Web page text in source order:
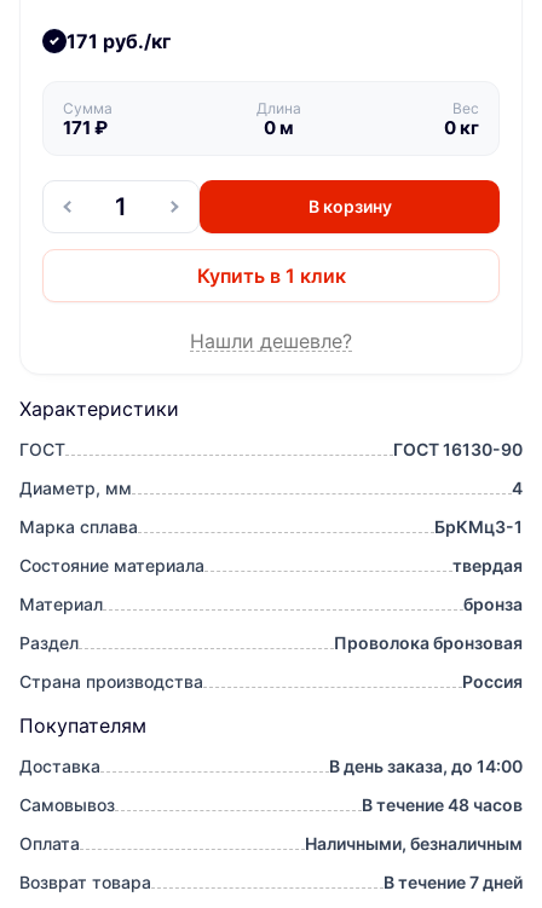
Характеристики
ГОСТ
ГОСТ 16130-90
Диаметр, мм
4
Марка сплава
БрКМц3-1
Состояние материала
твердая
Материал
бронза
Раздел
Проволока бронзовая
Страна производства
Россия
Покупателям
Доставка
В день заказа, до 14:00
Самовывоз
В течение 48 часов
Оплата
Наличными, безналичным
Возврат товара
В течение 7 дней
171 руб./кг
Сумма
171 ₽
Длина
0м
Вес
0кг
В корзину
Купить в 1 клик
Нашли дешевле?